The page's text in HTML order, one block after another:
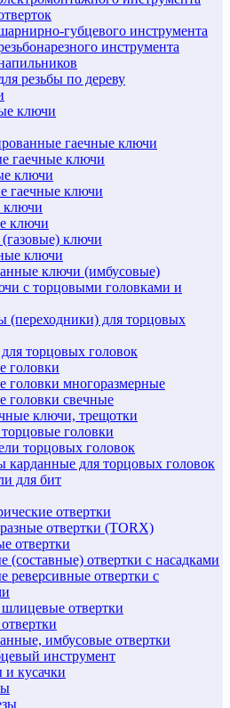
губцевого инструмента
инструмента
резьбы по дереву
ключи
гаечные ключи
гаечные ключи
ключи
гаечные ключи
ключи
ключи
ключи
ключи
ключи (имбусовые)
с торцовыми головками и
(переходники) для торцовых
торцовых головок
головки
головки многоразмерные
головки свечные
ключи, трещотки
головки
торцовых головок
для торцовых головок
для бит
отвертки
отвертки (TORX)
отвертки
(составные) отвертки с насадками
реверсивные отвертки с
отвертки
имбусовые отвертки
инструмент
и кусачки